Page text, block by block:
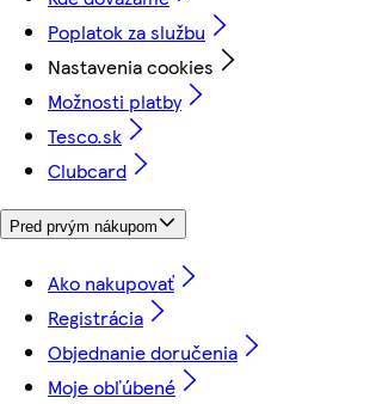
Poplatok za službu
Nastavenia cookies
Možnosti platby
Tesco.sk
Clubcard
Pred prvým nákupom
Ako nakupovať
Registrácia
Objednanie doručenia
Moje obľúbené